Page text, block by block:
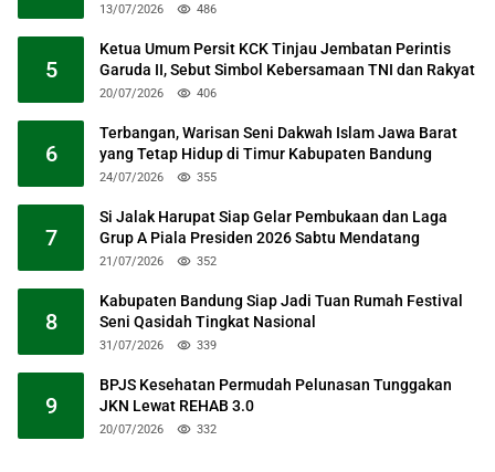
13/07/2026 486
5
Ketua Umum Persit KCK Tinjau Jembatan Perintis
Garuda II, Sebut Simbol Kebersamaan TNI dan Rakyat
20/07/2026 406
6
Terbangan, Warisan Seni Dakwah Islam Jawa Barat
yang Tetap Hidup di Timur Kabupaten Bandung
24/07/2026 355
7
Si Jalak Harupat Siap Gelar Pembukaan dan Laga
Grup A Piala Presiden 2026 Sabtu Mendatang
21/07/2026 352
8
Kabupaten Bandung Siap Jadi Tuan Rumah Festival
Seni Qasidah Tingkat Nasional
31/07/2026 339
9
BPJS Kesehatan Permudah Pelunasan Tunggakan
JKN Lewat REHAB 3.0
20/07/2026 332